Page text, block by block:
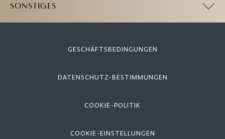
SONSTIGES
GESCHÄFTSBEDINGUNGEN
DATENSCHUTZ-BESTIMMUNGEN
COOKIE-POLITIK
COOKIE-EINSTELLUNGEN